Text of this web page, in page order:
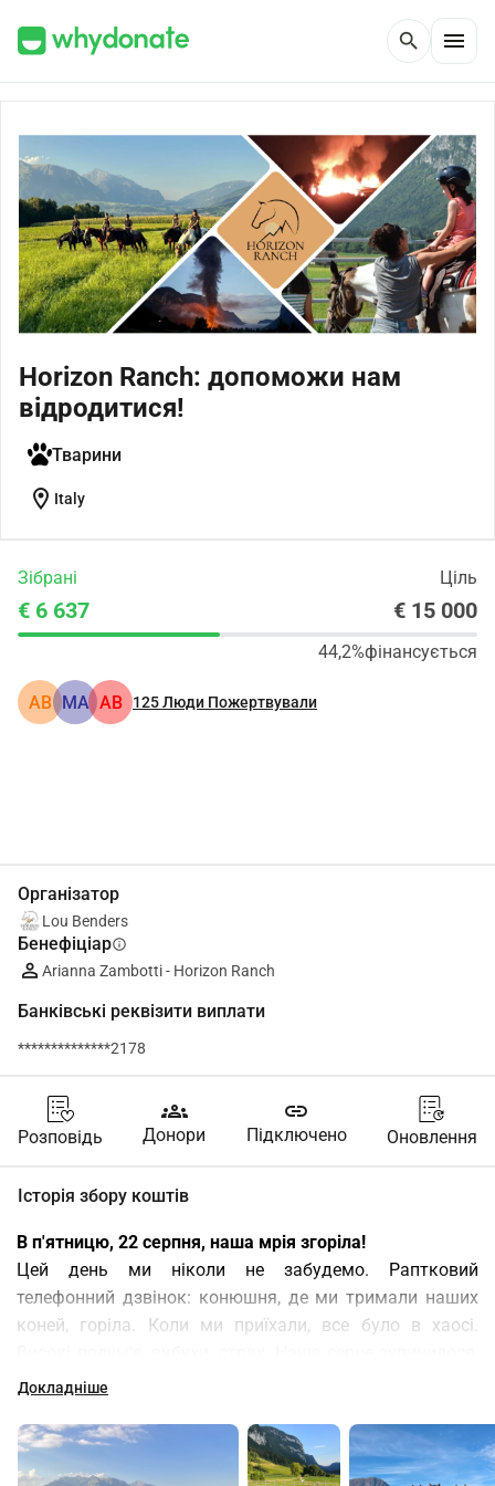
search menu
Horizon Ranch: допоможи нам
відродитися!
Тварини
location_on Italy
Зібрані Ціль
€ 6 637 € 15 000
44,2%фінансується
АВ MA АВ 125Люди Пожертвували
Організатор
Lou Benders
Бенефіціарinfo
Arianna Zambotti - Horizon Ranch
Банківські реквізити виплати
**************2178
Розповідь
groups
Донори
link
Підключено Оновлення
Історія збору коштів
В п'ятницю, 22 серпня, наша мрія згоріла!
Цей день ми ніколи не забудемо. Раптковий
телефонний дзвінок: конюшня, де ми тримали наших
коней, горіла. Коли ми приїхали, все було в хаосі.
поки ми не дізналися, що наші життєві супутники в
Ми безмежно вдячні героям, які врятували наших
коней, тим, хто загасив пожежу, і всім, хто підтримував
Докладніше